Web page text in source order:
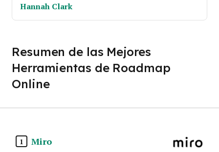
Hannah Clark
Resumen de las Mejores
Herramientas de Roadmap
Online
1 Miro